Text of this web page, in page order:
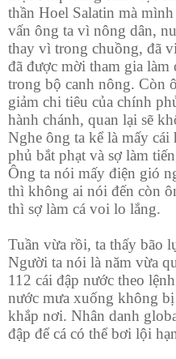
thần Hoel Salatin mà
vấn ông ta vì nông dân,
thay vì trong chuồng, đã
đã được mời tham gia làm
trong bộ canh nông. Còn
giảm chi tiêu của chính
hành chánh, quan lại sẽ
Nghe ông ta kể là mấy
phủ bắt phạt và sợ làm
Ông ta nói mấy điện gió
thì không ai nói đến còn
thì sợ làm cá voi lo lắng.
Tuần vừa rồi, ta thấy bão
Người ta nói là năm vừa
112 cái đập nước theo
nước mưa xuống không
khắp nơi. Nhân danh
đập để cá có thể bơi lội